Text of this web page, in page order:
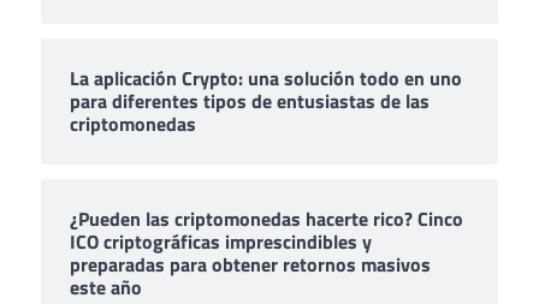
La aplicación Crypto: una solución todo en uno
para diferentes tipos de entusiastas de las
criptomonedas
¿Pueden las criptomonedas hacerte rico? Cinco
ICO criptográficas imprescindibles y
preparadas para obtener retornos masivos
este año